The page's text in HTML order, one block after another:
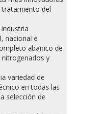
tratamiento del
nacional e
abanico de
y
variedad de
en todas las
selección de